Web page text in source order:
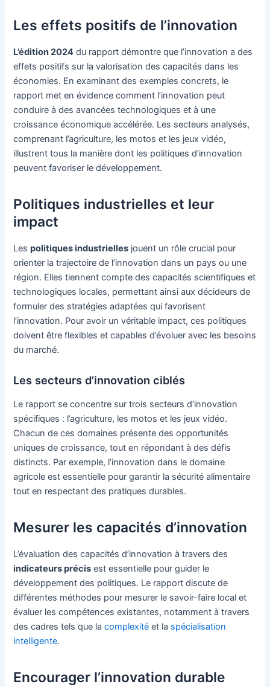
Les effets positifs de l’innovation
L’édition 2024 du rapport démontre que l’innovation a des
effets positifs sur la valorisation des capacités dans les
économies. En examinant des exemples concrets, le
rapport met en évidence comment l’innovation peut
conduire à des avancées technologiques et à une
croissance économique accélérée. Les secteurs analysés,
comprenant l’agriculture, les motos et les jeux vidéo,
illustrent tous la manière dont les politiques d’innovation
peuvent favoriser le développement.
Politiques industrielles et leur
impact
Lespolitiques industrielles jouent un rôle crucial pour
orienter la trajectoire de l’innovation dans un pays ou une
région. Elles tiennent compte des capacités scientifiques et
technologiques locales, permettant ainsi aux décideurs de
formuler des stratégies adaptées qui favorisent
l’innovation. Pour avoir un véritable impact, ces politiques
doivent être flexibles et capables d’évoluer avec les besoins
du marché.
Les secteurs d’innovation ciblés
Le rapport se concentre sur trois secteurs d’innovation
spécifiques : l’agriculture, les motos et les jeux vidéo.
Chacun de ces domaines présente des opportunités
uniques de croissance, tout en répondant à des défis
distincts. Par exemple, l’innovation dans le domaine
agricole est essentielle pour garantir la sécurité alimentaire
tout en respectant des pratiques durables.
Mesurer les capacités d’innovation
L’évaluation des capacités d’innovation à travers des
indicateurs précis est essentielle pour guider le
développement des politiques. Le rapport discute de
différentes méthodes pour mesurer le savoir-faire local et
évaluer les compétences existantes, notamment à travers
des cadres tels que lacomplexité et la spécialisation
intelligente.
Encourager l’innovation durable